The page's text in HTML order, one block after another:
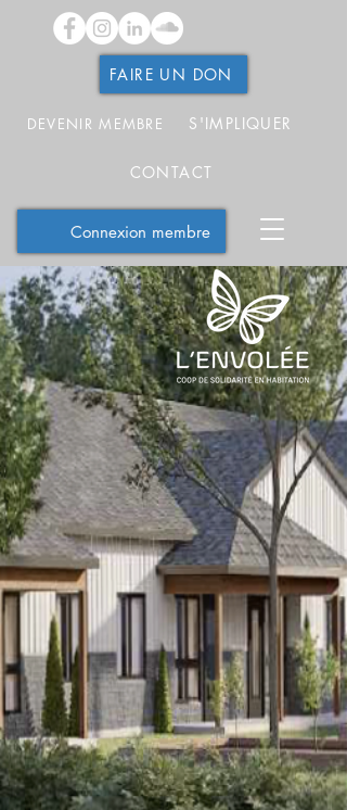
FAIRE UN DON
DEVENIR MEMBRE S'IMPLIQUER
CONTACT
Connexion membre